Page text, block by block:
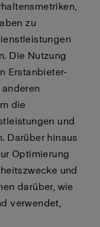
zu
Die Nutzung
Erstanbieter-
die
und
Darüber hinaus
Optimierung
und
darüber, wie
verwendet,